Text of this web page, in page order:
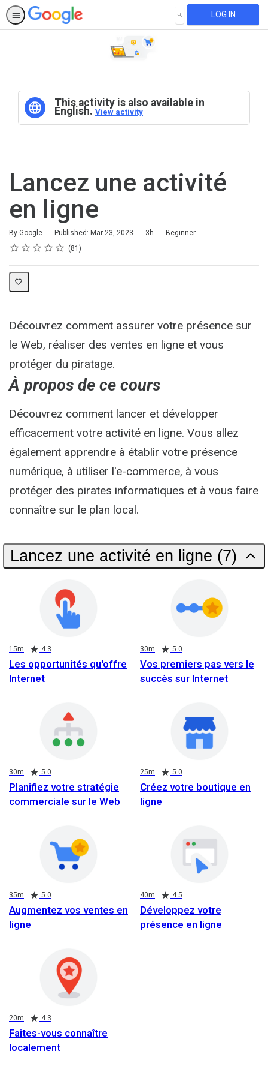
SEARCH LOG IN
This activity is also available in
English. View activity
Lancez une activité
en ligne
By Google Published: Mar 23, 2023
Duration 3h
Difficulty
Beginner
Rating
1 star
2 stars
3 stars
4 stars
5 stars
Average rating: 4.5 81
81 reviews
Découvrez comment assurer votre présence sur
le Web, réaliser des ventes en ligne et vous
protéger du piratage.
À propos de ce cours
Découvrez comment lancer et développer
efficacement votre activité en ligne. Vous allez
également apprendre à établir votre présence
numérique, à utiliser l'e-commerce, à vous
protéger des pirates informatiques et à vous faire
connaître sur le plan local.
Lancez une activité en ligne (7)
Les opportunités qu'offre
Internet
Duration
15m
Rating 4.3
Vos premiers pas vers le
succès sur Internet
Duration 30m
Rating 5.0
Planifiez votre stratégie
commerciale sur le Web
Duration
30m
Rating 5.0
Créez votre boutique en
ligne
Duration 25m
Rating 5.0
Augmentez vos ventes en
ligne
Duration
35m
Rating 5.0
Développez votre
présence en ligne
Duration 40m
Rating 4.5
Faites-vous connaître
localement
Duration
20m
Rating 4.3